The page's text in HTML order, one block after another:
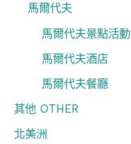
馬爾代夫
馬爾代夫景點活動
馬爾代夫酒店
馬爾代夫餐廳
其他 OTHER
北美洲